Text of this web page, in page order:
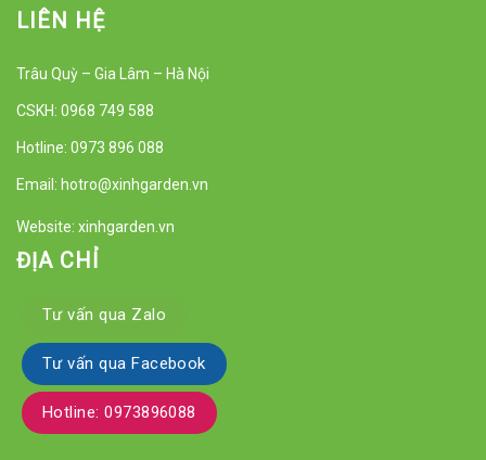
LIÊN HỆ
Trâu Quỳ – Gia Lâm – Hà Nội
CSKH: 0968 749 588
Hotline: 0973 896 088
Email: hotro@xinhgarden.vn
Website: xinhgarden.vn
ĐỊA CHỈ
Tư vấn qua Zalo
Tư vấn qua Facebook
Hotline: 0973896088